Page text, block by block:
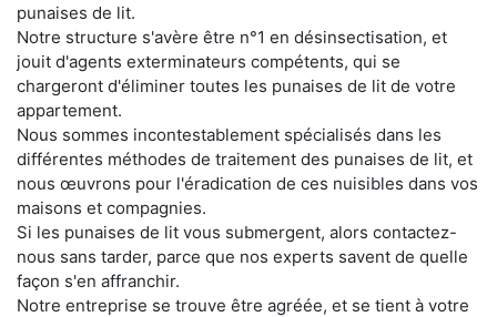
punaises de lit.
Notre structure s'avère être n°1 en désinsectisation, et
jouit d'agents exterminateurs compétents, qui se
chargeront d'éliminer toutes les punaises de lit de votre
appartement.
Nous sommes incontestablement spécialisés dans les
différentes méthodes de traitement des punaises de lit, et
nous œuvrons pour l'éradication de ces nuisibles dans vos
maisons et compagnies.
Si les punaises de lit vous submergent, alors contactez-
nous sans tarder, parce que nos experts savent de quelle
façon s'en affranchir.
Notre entreprise se trouve être agréée, et se tient à votre